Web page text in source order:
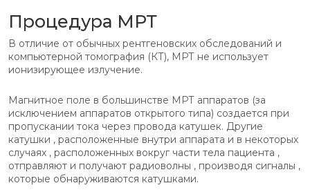
Процедура МРТ
В отличие от обычных рентгеновских обследований и
компьютерной томография (КТ), МРТ не использует
ионизирующее излучение.
Магнитное поле в большинстве МРТ аппаратов (за
исключением аппаратов открытого типа) создается при
пропускании тока через провода катушек. Другие
катушки , расположенные внутри аппарата и в некоторых
случаях , расположенных вокруг части тела пациента ,
отправляют и получают радиоволны , производя сигналы ,
которые обнаруживаются катушками.